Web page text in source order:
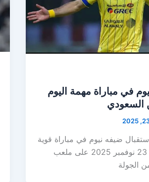
في مباراة مهمة اليوم
السعودي
ضيفه نيوم في مباراة قوية
تُقام مساء الأحد 23 نوفمبر 2025 على ملعب
الجولة